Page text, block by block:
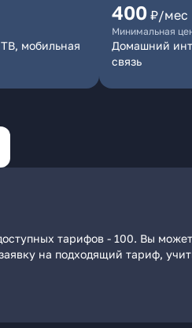
мобильная
400 ₽/мес
Минимальная
Домашний
связь
тарифов - 100. Вы
на подходящий тариф,